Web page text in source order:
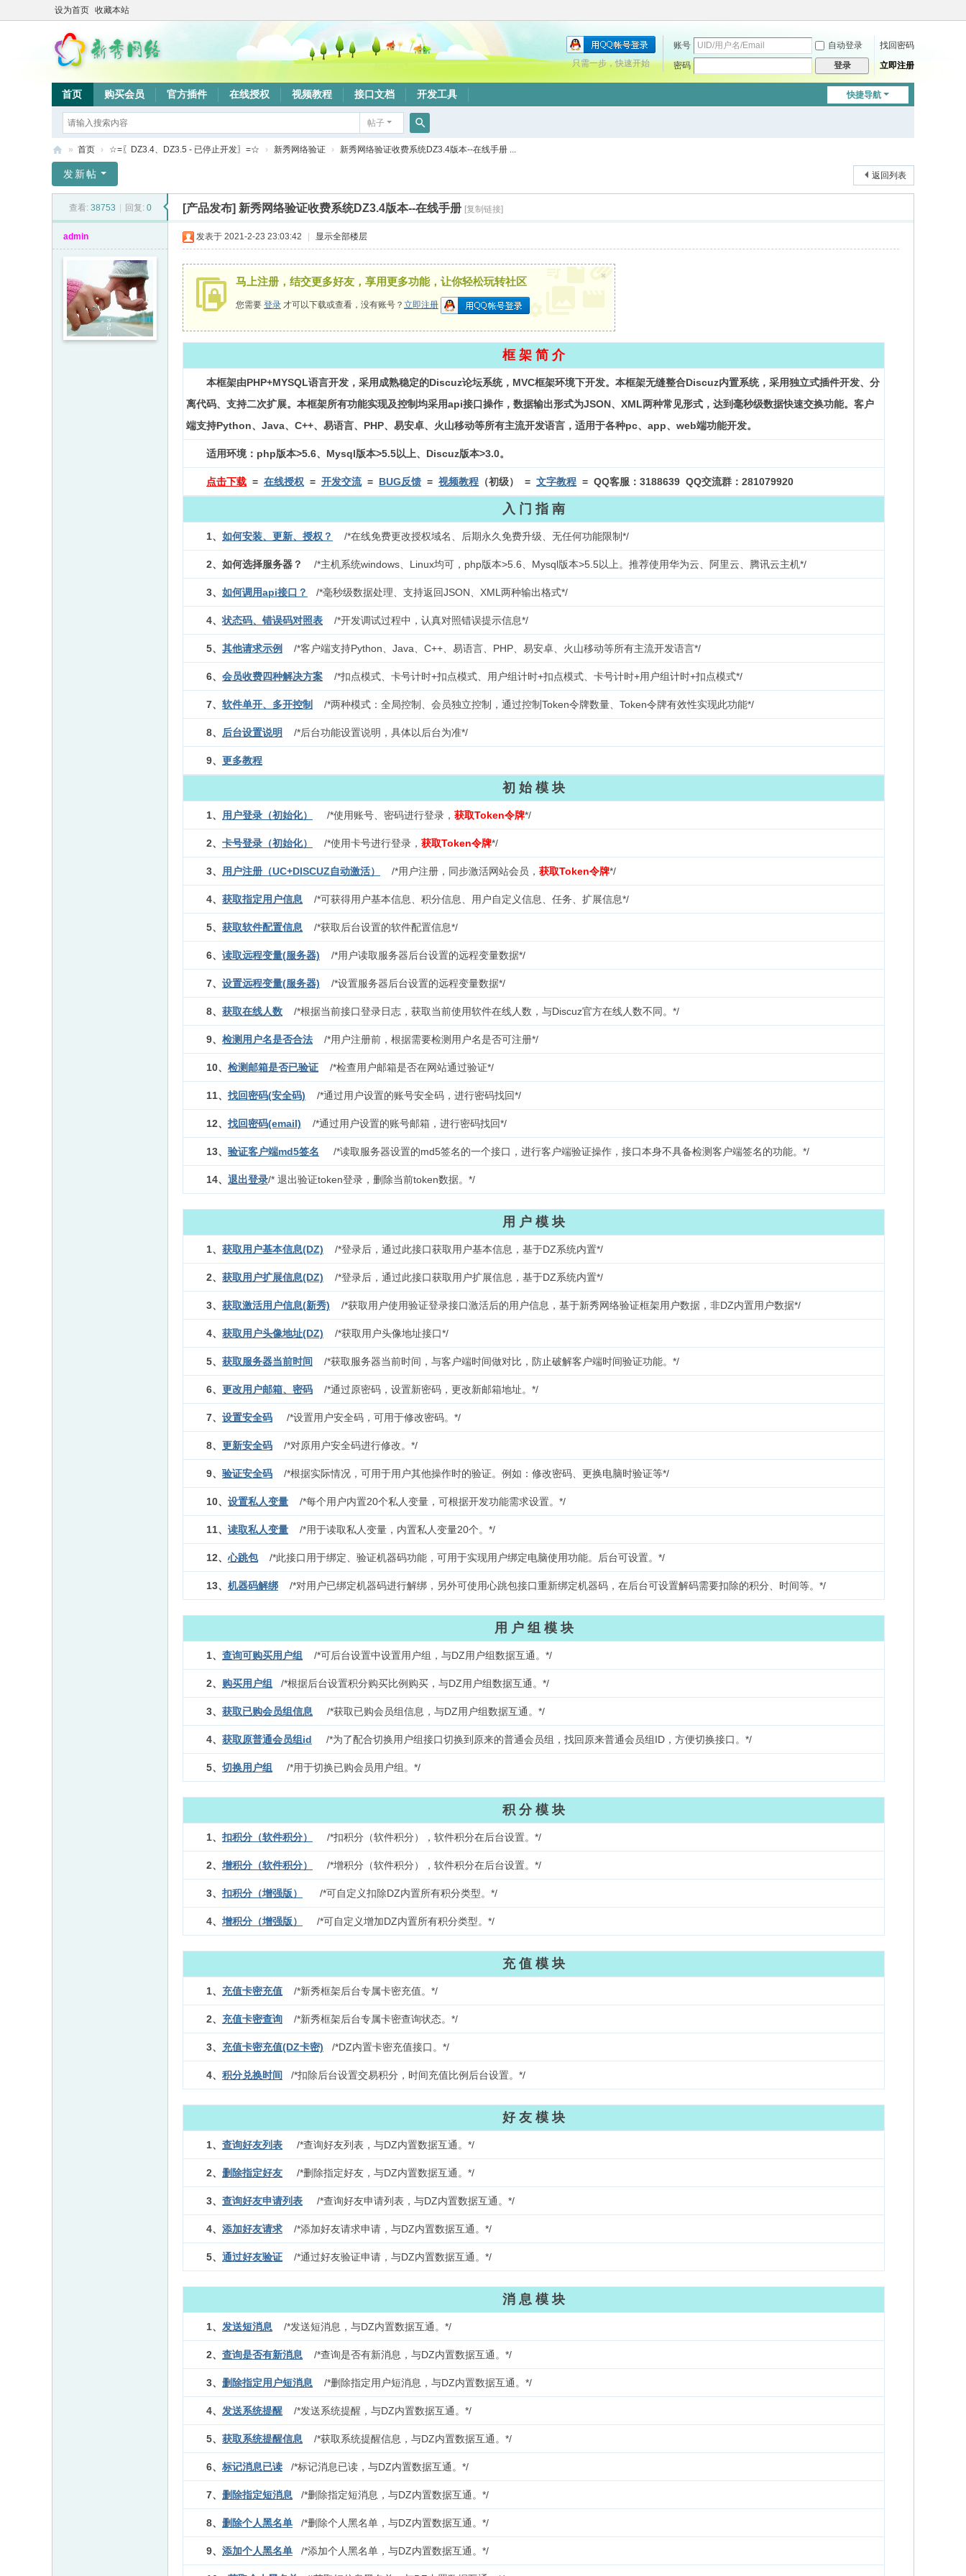
设为首页 收藏本站
账号 自动登录
找回密码
密码
登录 立即注册
只需一步，快速开始
快捷导航
首页 购买会员 官方插件 在线授权 视频教程 接口文档 开发工具
帖子
搜
秀
» 首页 › ☆=〖DZ3.4、DZ3.5 - 已停止开发〗=☆ › 新秀网络验证 › 新秀网络验证收费系统DZ3.4版本--在线手册 ...
返回列表
发新帖
查看: 38753 回复: 0 [产品发布] 新秀网络验证收费系统DZ3.4版本--在线手册 [复制链接]
admin 发表于 2021-2-23 23:03:42 显示全部楼层
马上注册，结交更多好友，享用更多功能，让你轻松玩转社区
您需要 登录 才可以下载或查看，没有账号？ 立即注册
×
框 架 简 介
本框架由PHP+MYSQL语言开发，采用成熟稳定的Discuz论坛系统，MVC框架环境下开发。本框架无缝整合Discuz内置系统，采用独立式插件开发、分
离代码、支持二次扩展。本框架所有功能实现及控制均采用api接口操作，数据输出形式为JSON、XML两种常见形式，达到毫秒级数据快速交换功能。客户
端支持Python、Java、C++、易语言、PHP、易安卓、火山移动等所有主流开发语言，适用于各种pc、app、web端功能开发。
适用环境：php版本>5.6、Mysql版本>5.5以上、Discuz版本>3.0。
点击下载 = 在线授权 = 开发交流= BUG反馈 = 视频教程 （初级） = 文字教程 = QQ客服：3188639 QQ交流群：281079920
入 门 指 南
1、 如何安装、更新、授权？ /*在线免费更改授权域名、后期永久免费升级、无任何功能限制*/
2、如何选择服务器？ /*主机系统windows、Linux均可，php版本>5.6、Mysql版本>5.5以上。推荐使用华为云、阿里云、腾讯云主机*/
3、 如何调用api接口？ /*毫秒级数据处理、支持返回JSON、XML两种输出格式*/
4、状态码、错误码对照表 /*开发调试过程中，认真对照错误提示信息*/
5、 其他请求示例 /*客户端支持Python、Java、C++、易语言、PHP、易安卓、火山移动等所有主流开发语言*/
6、 会员收费四种解决方案 /*扣点模式、卡号计时+扣点模式、用户组计时+扣点模式、卡号计时+用户组计时+扣点模式*/
7、 软件单开、多开控制 /*两种模式：全局控制、会员独立控制，通过控制Token令牌数量、Token令牌有效性实现此功能*/
8、 后台设置说明 /*后台功能设置说明，具体以后台为准*/
9、 更多教程
初 始 模 块
1、 用户登录（初始化） /*使用账号、密码进行登录， 获取Token令牌*/
2、 卡号登录（初始化） /*使用卡号进行登录， 获取Token令牌*/
3、 用户注册（UC+DISCUZ自动激活） /*用户注册，同步激活网站会员， 获取Token令牌*/
4、 获取指定用户信息 /*可获得用户基本信息、积分信息、用户自定义信息、任务、扩展信息*/
5、 获取软件配置信息 /*获取后台设置的软件配置信息*/
6、 读取远程变量(服务器) /*用户读取服务器后台设置的远程变量数据*/
7、 设置远程变量(服务器) /*设置服务器后台设置的远程变量数据*/
8、 获取在线人数 /*根据当前接口登录日志，获取当前使用软件在线人数，与Discuz官方在线人数不同。*/
9、 检测用户名是否合法 /*用户注册前，根据需要检测用户名是否可注册*/
10、 检测邮箱是否已验证 /*检查用户邮箱是否在网站通过验证*/
11、 找回密码(安全码) /*通过用户设置的账号安全码，进行密码找回*/
12、 找回密码(email) /*通过用户设置的账号邮箱，进行密码找回*/
13、 验证客户端md5签名 /*读取服务器设置的md5签名的一个接口，进行客户端验证操作，接口本身不具备检测客户端签名的功能。*/
14、 退出登录/* 退出验证token登录，删除当前token数据。*/
用 户 模 块
1、 获取用户基本信息(DZ) /*登录后，通过此接口获取用户基本信息，基于DZ系统内置*/
2、 获取用户扩展信息(DZ) /*登录后，通过此接口获取用户扩展信息，基于DZ系统内置*/
3、 获取激活用户信息(新秀) /*获取用户使用验证登录接口激活后的用户信息，基于新秀网络验证框架用户数据，非DZ内置用户数据*/
4、 获取用户头像地址(DZ) /*获取用户头像地址接口*/
5、 获取服务器当前时间 /*获取服务器当前时间，与客户端时间做对比，防止破解客户端时间验证功能。*/
6、 更改用户邮箱、密码 /*通过原密码，设置新密码，更改新邮箱地址。*/
7、 设置安全码 /*设置用户安全码，可用于修改密码。*/
8、 更新安全码 /*对原用户安全码进行修改。*/
9、 验证安全码 /*根据实际情况，可用于用户其他操作时的验证。例如：修改密码、更换电脑时验证等*/
10、 设置私人变量 /*每个用户内置20个私人变量，可根据开发功能需求设置。*/
11、 读取私人变量 /*用于读取私人变量，内置私人变量20个。*/
12、 心跳包 /*此接口用于绑定、验证机器码功能，可用于实现用户绑定电脑使用功能。后台可设置。*/
13、 机器码解绑 /*对用户已绑定机器码进行解绑，另外可使用心跳包接口重新绑定机器码，在后台可设置解码需要扣除的积分、时间等。*/
用 户 组 模 块
1、 查询可购买用户组 /*可后台设置中设置用户组，与DZ用户组数据互通。*/
2、 购买用户组 /*根据后台设置积分购买比例购买，与DZ用户组数据互通。*/
3、 获取已购会员组信息 /*获取已购会员组信息，与DZ用户组数据互通。*/
4、 获取原普通会员组id /*为了配合切换用户组接口切换到原来的普通会员组，找回原来普通会员组ID，方便切换接口。*/
5、 切换用户组 /*用于切换已购会员用户组。*/
积 分 模 块
1、 扣积分（软件积分） /*扣积分（软件积分），软件积分在后台设置。*/
2、 增积分（软件积分） /*增积分（软件积分），软件积分在后台设置。*/
3、 扣积分（增强版） /*可自定义扣除DZ内置所有积分类型。*/
4、 增积分（增强版） /*可自定义增加DZ内置所有积分类型。*/
充 值 模 块
1、 充值卡密充值 /*新秀框架后台专属卡密充值。*/
2、 充值卡密查询 /*新秀框架后台专属卡密查询状态。*/
3、 充值卡密充值(DZ卡密) /*DZ内置卡密充值接口。*/
4、 积分兑换时间 /*扣除后台设置交易积分，时间充值比例后台设置。*/
好 友 模 块
1、 查询好友列表 /*查询好友列表，与DZ内置数据互通。*/
2、 删除指定好友 /*删除指定好友，与DZ内置数据互通。*/
3、 查询好友申请列表 /*查询好友申请列表，与DZ内置数据互通。*/
4、 添加好友请求 /*添加好友请求申请，与DZ内置数据互通。*/
5、 通过好友验证 /*通过好友验证申请，与DZ内置数据互通。*/
消 息 模 块
1、 发送短消息 /*发送短消息，与DZ内置数据互通。*/
2、 查询是否有新消息 /*查询是否有新消息，与DZ内置数据互通。*/
3、 删除指定用户短消息 /*删除指定用户短消息，与DZ内置数据互通。*/
4、 发送系统提醒 /*发送系统提醒，与DZ内置数据互通。*/
5、 获取系统提醒信息 /*获取系统提醒信息，与DZ内置数据互通。*/
6、 标记消息已读 /*标记消息已读，与DZ内置数据互通。*/
7、 删除指定短消息 /*删除指定短消息，与DZ内置数据互通。*/
8、 删除个人黑名单 /*删除个人黑名单，与DZ内置数据互通。*/
9、 添加个人黑名单 /*添加个人黑名单，与DZ内置数据互通。*/